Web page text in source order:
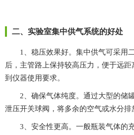
二、实验室集中供气系统的好处
1、稳压效果好。集中供气可采用
后，主管路上保持较高压力，便于远
到仪器使用要求。
2、确保气体纯度。通过大型的储
泄压开关球阀，将多余的空气或水分排放
3、安全性更高。一般瓶装气